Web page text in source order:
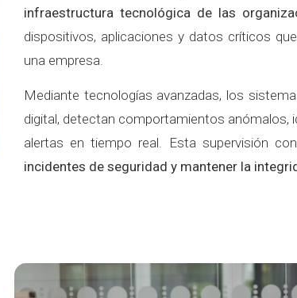
infraestructura tecnológica de las
dispositivos, aplicaciones y datos críticos
una empresa.
Mediante tecnologías avanzadas, los
digital, detectan comportamientos anómalos,
alertas en tiempo real. Esta supervisión
incidentes de seguridad y mantener la